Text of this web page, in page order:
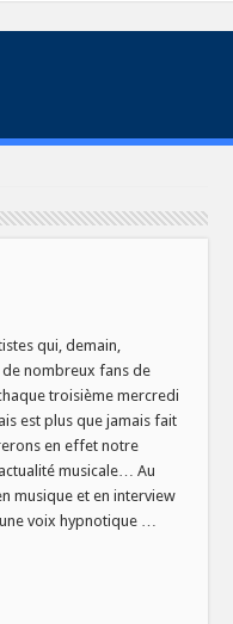
qui, demain,
nombreux fans de
troisième mercredi
est plus que jamais fait
en effet notre
musicale… Au
musique et en interview
voix hypnotique …